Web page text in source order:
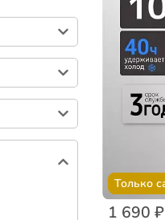
специй
Только
1 690 ₽